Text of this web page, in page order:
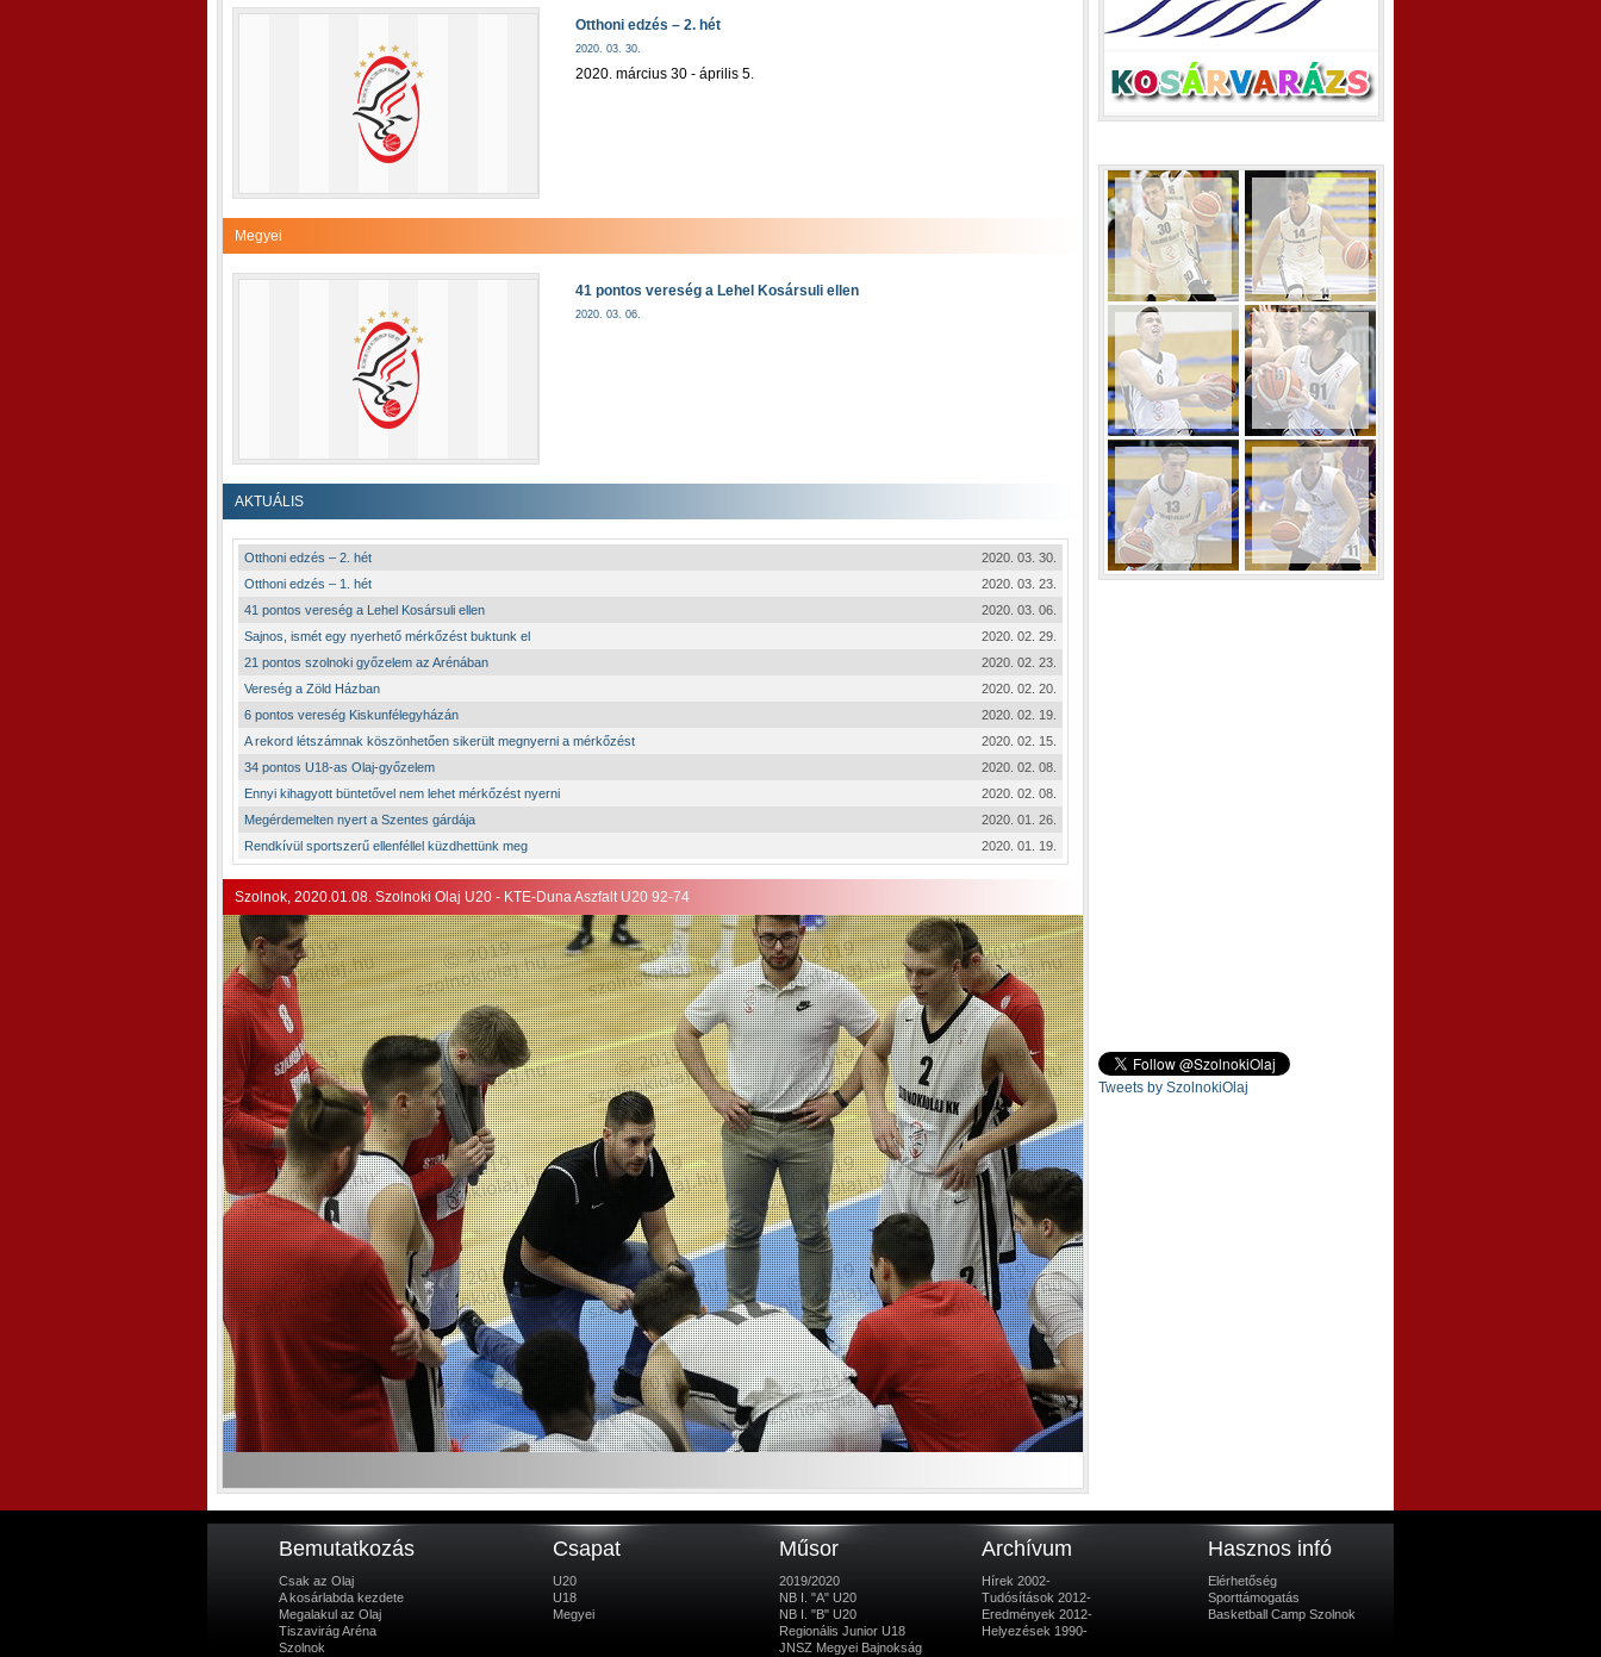
Otthoni edzés – 2. hét
2020. 03. 30.
2020. március 30 - április 5.
Megyei
41 pontos vereség a Lehel Kosársuli ellen
2020. 03. 06.
AKTUÁLIS
Otthoni edzés – 2. hét
2020. 03. 30.
Otthoni edzés – 1. hét
2020. 03. 23.
41 pontos vereség a Lehel Kosársuli ellen
2020. 03. 06.
Sajnos, ismét egy nyerhető mérkőzést buktunk el
2020. 02. 29.
21 pontos szolnoki győzelem az Arénában
2020. 02. 23.
Vereség a Zöld Házban
2020. 02. 20.
6 pontos vereség Kiskunfélegyházán
2020. 02. 19.
A rekord létszámnak köszönhetően sikerült megnyerni a mérkőzést
2020. 02. 15.
34 pontos U18-as Olaj-győzelem
2020. 02. 08.
Ennyi kihagyott büntetővel nem lehet mérkőzést nyerni
2020. 02. 08.
Megérdemelten nyert a Szentes gárdája
2020. 01. 26.
Rendkívül sportszerű ellenféllel küzdhettünk meg
2020. 01. 19.
Szolnok, 2020.01.08. Szolnoki Olaj U20 - KTE-Duna Aszfalt U20 92-74
Tweets by SzolnokiOlaj
Bemutatkozás
Csak az Olaj
A kosárlabda kezdete
Megalakul az Olaj
Tiszavirág Aréna
Szolnok
Csapat
U20
U18
Megyei
Műsor
2019/2020
NB I. "A" U20
NB I. "B" U20
Regionális Junior U18
JNSZ Megyei Bajnokság
Archívum
Hírek 2002-
Tudósítások 2012-
Eredmények 2012-
Helyezések 1990-
Hasznos infó
Elérhetőség
Sporttámogatás
Basketball Camp Szolnok